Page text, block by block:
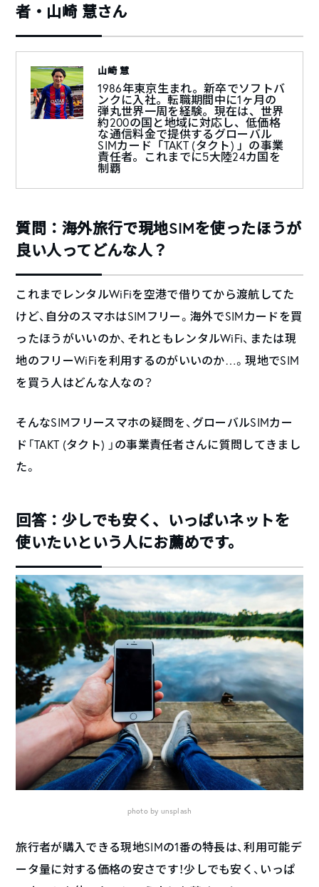
者・山崎 慧さん
山崎 慧
1986年東京生まれ。新卒でソフトバ
ンクに入社。転職期間中に1ヶ月の
弾丸世界一周を経験。現在は、世界
約200の国と地域に対応し、低価格
な通信料金で提供するグローバル
SIMカード「TAKT (タクト) 」の事業
責任者。これまでに5大陸24カ国を
制覇
質問：海外旅行で現地SIMを使ったほうが
良い人ってどんな人？
これまでレンタルWiFiを空港で借りてから渡航してた
けど、自分のスマホはSIMフリー。海外でSIMカードを買
ったほうがいいのか、それともレンタルWiFi、または現
地のフリーWiFiを利用するのがいいのか…。現地でSIM
を買う人はどんな人なの？
そんなSIMフリースマホの疑問を、グローバルSIMカー
ド「TAKT (タクト) 」の事業責任者さんに質問してきまし
た。
回答：少しでも安く、いっぱいネットを
使いたいという人にお薦めです。
photo by unsplash
旅行者が購入できる現地SIMの1番の特長は、利用可能デ
ータ量に対する価格の安さです！少しでも安く、いっぱ